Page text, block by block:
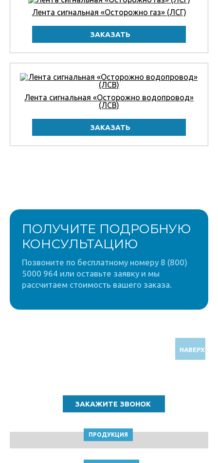
Лента сигнальная «Осторожно газ» (ЛСГ)
Лента сигнальная «Осторожно водопровод»
(ЛСВ)
ПОЛУЧИТЕ ПОДРОБНУЮ
КОНСУЛЬТАЦИЮ
Позвоните по бесплатному номеру 8 (800)
5000 964 или оставьте заявку и мы
рассчитаем стоимость вашего заказа.
НАВЕРХ
ПРОДУКЦИЯ